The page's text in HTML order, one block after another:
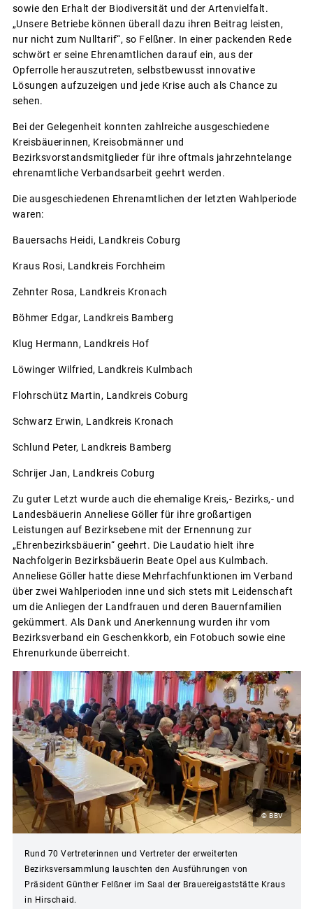
sowie den Erhalt der Biodiversität und der Artenvielfalt.
„Unsere Betriebe können überall dazu ihren Beitrag leisten,
nur nicht zum Nulltarif“, so Felßner. In einer packenden Rede
schwört er seine Ehrenamtlichen darauf ein, aus der
Opferrolle herauszutreten, selbstbewusst innovative
Lösungen aufzuzeigen und jede Krise auch als Chance zu
sehen.
Bei der Gelegenheit konnten zahlreiche ausgeschiedene
Kreisbäuerinnen, Kreisobmänner und
Bezirksvorstandsmitglieder für ihre oftmals jahrzehntelange
ehrenamtliche Verbandsarbeit geehrt werden.
Die ausgeschiedenen Ehrenamtlichen der letzten Wahlperiode
waren:
Bauersachs Heidi, Landkreis Coburg
Kraus Rosi, Landkreis Forchheim
Zehnter Rosa, Landkreis Kronach
Böhmer Edgar, Landkreis Bamberg
Klug Hermann, Landkreis Hof
Löwinger Wilfried, Landkreis Kulmbach
Flohrschütz Martin, Landkreis Coburg
Schwarz Erwin, Landkreis Kronach
Schlund Peter, Landkreis Bamberg
Schrijer Jan, Landkreis Coburg
Zu guter Letzt wurde auch die ehemalige Kreis,- Bezirks,- und
Landesbäuerin Anneliese Göller für ihre großartigen
Leistungen auf Bezirksebene mit der Ernennung zur
„Ehrenbezirksbäuerin“ geehrt. Die Laudatio hielt ihre
Nachfolgerin Bezirksbäuerin Beate Opel aus Kulmbach.
Anneliese Göller hatte diese Mehrfachfunktionen im Verband
über zwei Wahlperioden inne und sich stets mit Leidenschaft
um die Anliegen der Landfrauen und deren Bauernfamilien
gekümmert. Als Dank und Anerkennung wurden ihr vom
Bezirksverband ein Geschenkkorb, ein Fotobuch sowie eine
Ehrenurkunde überreicht.
© BBV
Rund 70 Vertreterinnen und Vertreter der erweiterten
Bezirksversammlung lauschten den Ausführungen von
Präsident Günther Felßner im Saal der Brauereigaststätte Kraus
in Hirschaid.